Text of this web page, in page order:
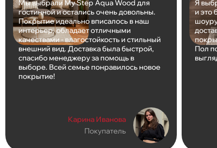
Мы выбрали Му Step Aqua Wood для
гостинной и остались очень довольны.
Покрытие идеально вписалось в наш
интерьер, обладает отличными
качествами - влагостойкость и стильный
внешний вид. Доставка была быстрой,
спасибо менеджеру за помощь в
выборе. Всей семье понравилось новое
покрытие!
Карина Иванова
Покупатель
Я
и это
Пол